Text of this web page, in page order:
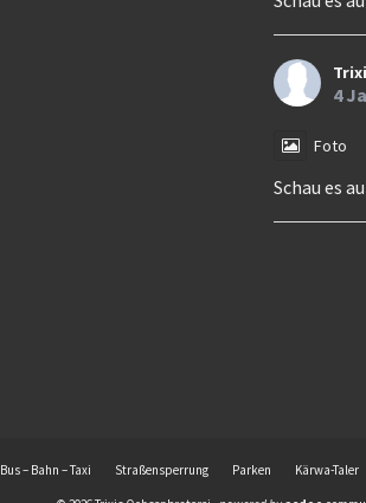
4
Foto
Schau es
Bus – Bahn – Taxi Straßensperrung Parken Kärwa-Taler